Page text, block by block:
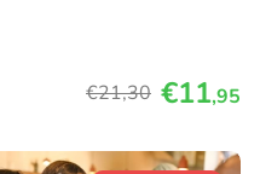
€21,30 €11,95